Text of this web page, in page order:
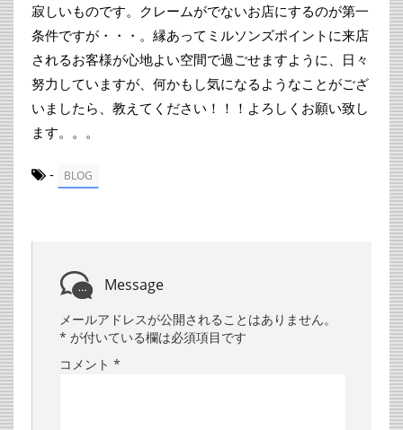
寂しいものです。クレームがでないお店にするのが第一
条件ですが・・・。縁あってミルソンズポイントに来店
されるお客様が心地よい空間で過ごせますように、日々
努力していますが、何かもし気になるようなことがござ
いましたら、教えてください！！！よろしくお願い致し
ます。。。
- BLOG
Message
メールアドレスが公開されることはありません。
* が付いている欄は必須項目です
コメント *